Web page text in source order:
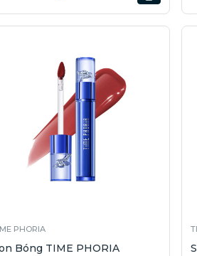
PHORIA
Bóng TIME PHORIA